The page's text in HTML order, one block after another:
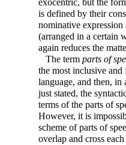
exocentric, but the
is defined by their
nominative
(arranged in a certain
again reduces the
The term parts of
the most inclusive and
language, and then,
just stated, the
terms of the parts of
However, it is
scheme of parts of
overlap and cross each